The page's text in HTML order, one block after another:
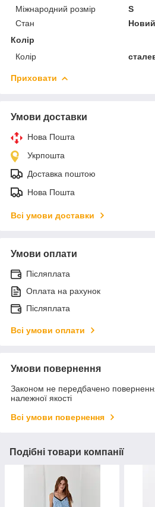
Міжнародний розмір
S
Стан
Новий
Колір
Колір
Приховати
Умови доставки
Нова Пошта
Укрпошта
Доставка поштою
Нова Пошта
Всі умови доставки
Умови оплати
Післяплата
Оплата на рахунок
Післяплата
Всі умови оплати
Умови повернення
Законом не передбачено
належної якості
Всі умови повернення
Подібні товари компанії